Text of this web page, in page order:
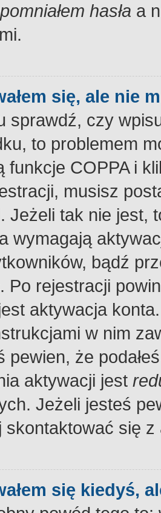
hasła a
się, ale nie
sprawdź, czy
to problemem
funkcje COPPA i
musisz
Jeżeli tak nie jest,
wymagają
bądź
Po rejestracji
aktywacja
w nim
pewien, że
aktywacji jest
Jeżeli jesteś
skontaktować się
się kiedyś,